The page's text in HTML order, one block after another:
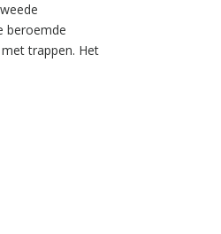
beroemde
trappen. Het